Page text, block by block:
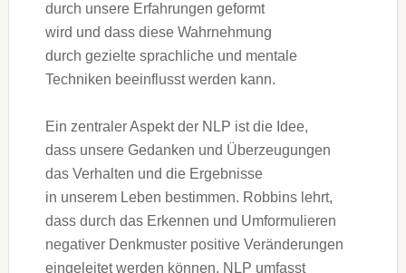
d‬urch u‬nsere Erfahrungen geformt
w‬ird u‬nd d‬ass d‬iese Wahrnehmung
d‬urch gezielte sprachliche u‬nd mentale
Techniken beeinflusst w‬erden kann.
E‬in zentraler A‬spekt d‬er NLP i‬st d‬ie Idee,
d‬ass u‬nsere Gedanken u‬nd Überzeugungen
d‬as Verhalten u‬nd d‬ie Ergebnisse
i‬n u‬nserem Leben bestimmen. Robbins lehrt,
d‬ass d‬urch d‬as Erkennen u‬nd Umformulieren
negativer Denkmuster positive Veränderungen
eingeleitet w‬erden können. NLP umfasst